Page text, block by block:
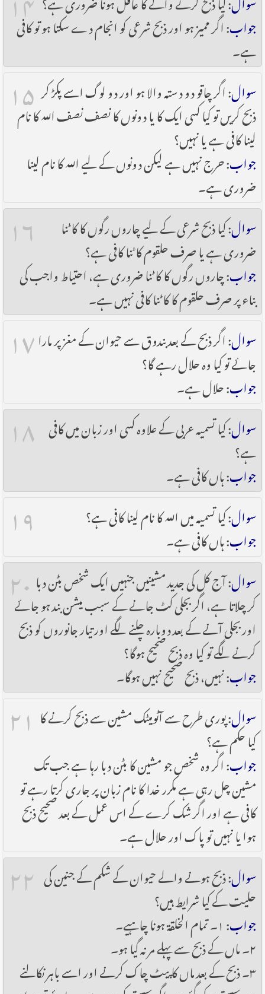
جواب: اگر ممیز ہو اور ذبح شرعی کو انجام دے سکتا ہو تو کافی
ہے۔
۱۵ سوال: اگر چاقو دو دستہ والا ہو اور دو لوگ اسے پکڑ کر
ذبح کریں تو کیا کسی ایک کا یا دونوں کا نصف نصف اللہ کا نام
لینا کافی ہے یا نہیں؟
جواب: حرج نہیں ہے لیکن دونوں کے لیے اللہ کا نام لینا
ضروری ہے۔
۱۶ سوال: کیا ذبح شرعی کے لیے چاروں رگوں کا کاٹنا
ضروری ہے یا صرف حلقوم کاٹنا کافی ہے؟
جواب: چاروں رگوں کا کاٹنا ضروری ہے، احتیاط واجب کی
بناء پر صرف حلقوم کا کاٹنا کافی نہیں ہے۔
۱۷ سوال: اگر ذبح کے بعد بندوق سے حیوان کے مغز پر مارا
جائے تو کیا وہ حلال رہے گا؟
جواب: حلال ہے۔
۱۸ سوال: کیا تسمیہ عربی کے علاوہ کسی اور زبان میں کافی
ہے؟
جواب: ہاں کافی ہے۔
۱۹ سوال: کیا تسمیہ میں اللہ کا نام لینا کافی ہے؟
جواب: ہاں کافی ہے۔
۲۰ سوال: آج کل کی جدید مشینیں جنہیں ایک شخص بٹن دبا
کر چلاتا ہے، اگر بجلی کٹ جانے کے سبب میشن بند ہو جائے
اور بجلی آنے کے بعد دوبارہ چلنے لگے اور تیار جانوروں کو ذبح
کرنے لگے تو کیا وہ ذبح صحیح ہوگا؟
جواب: نہیں، ذبح صحیح نہیں ہوگا۔
۲۱ سوال: پوری طرح سے آٹومیٹک مشین سے ذبح کرنے کا
کیا حکم ہے؟
جواب: اگر وہ شخص جو مشین کا بٹن دبا رہا ہے جب تک
مشین چل رہی ہے مکرر خدا کا نام زبان پر جاری کرتا رہے تو
کافی ہے اور اگر شک کرے کے اس عمل کے بعد صحیح ذبح
ہوا یا نہیں تو پاک اور حلال ہے۔
۲۲ سوال: ذبح ہونے والے حیوان کے شکم کے جنین کی
حلیت کے کیا شرایط ہیں؟
جواب: ۱۔ تمام الخلقۃ ہونا چاہیے۔
۲۔ ماں کے ذبح سے پہلے مر نہ گیا ہو۔
۳۔ ذبح کے بعد ماں کا پیٹ چاک کرنے اور اسے باہر نکالنے